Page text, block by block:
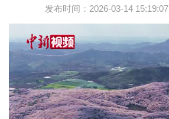
发布时间：2026-03-14 15:19:07